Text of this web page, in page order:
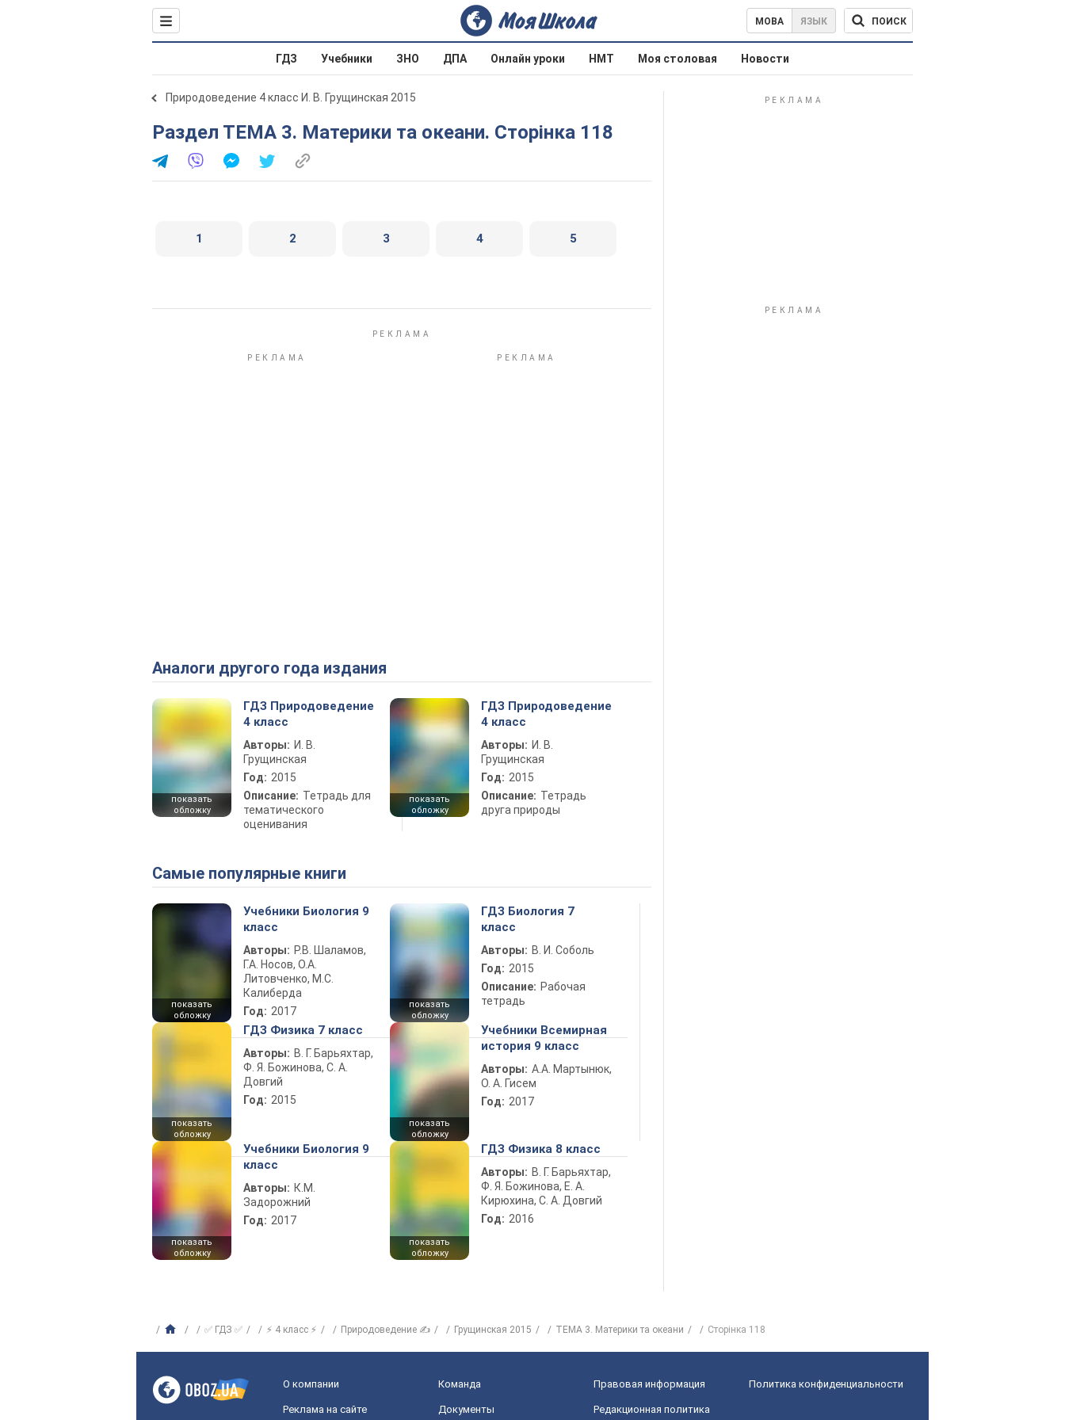
МОВА ЯЗЫК ПОИСК
ГДЗ Учебники ЗНО ДПА Онлайн уроки НМТ Моя столовая Новости
Природоведение 4 класс И. В. Грущинская 2015
Раздел ТЕМА 3. Материки та океани. Сторінка 118
1 2 3 4 5
Аналоги другого года издания
показать
обложку
ГДЗ Природоведение
4 класс
Авторы: И. В.
Грущинская
Год: 2015
Описание: Тетрадь для
тематического
оценивания
показать
обложку
ГДЗ Природоведение
4 класс
Авторы: И. В.
Грущинская
Год: 2015
Описание: Тетрадь
друга природы
Самые популярные книги
показать
обложку
Учебники Биология 9
класс
Авторы: Р.В. Шаламов,
Г.А. Носов, О.А.
Литовченко, М.С.
Калиберда
Год: 2017
показать
обложку
ГДЗ Биология 7
класс
Авторы: В. И. Соболь
Год: 2015
Описание: Рабочая
тетрадь
показать
обложку
ГДЗ Физика 7 класс
Авторы: В. Г. Барьяхтар,
Ф. Я. Божинова, С. А.
Довгий
Год: 2015
показать
обложку
Учебники Всемирная
история 9 класс
Авторы: А.А. Мартынюк,
О. А. Гисем
Год: 2017
показать
обложку
Учебники Биология 9
класс
Авторы: К.М.
Задорожний
Год: 2017
показать
обложку
ГДЗ Физика 8 класс
Авторы: В. Г. Барьяхтар,
Ф. Я. Божинова, Е. А.
Кирюхина, С. А. Довгий
Год: 2016
✅ ГДЗ ✅ ⚡ 4 класс ⚡ Природоведение ✍ Грущинская 2015 ТЕМА 3. Материки та океани Сторінка 118
О компании Команда Правовая информация Политика конфиденциальности
Реклама на сайте Документы Редакционная политика